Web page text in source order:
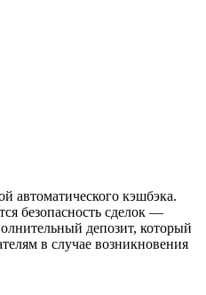
автоматического кэшбэка.
безопасность сделок —
депозит, который
в случае возникновения